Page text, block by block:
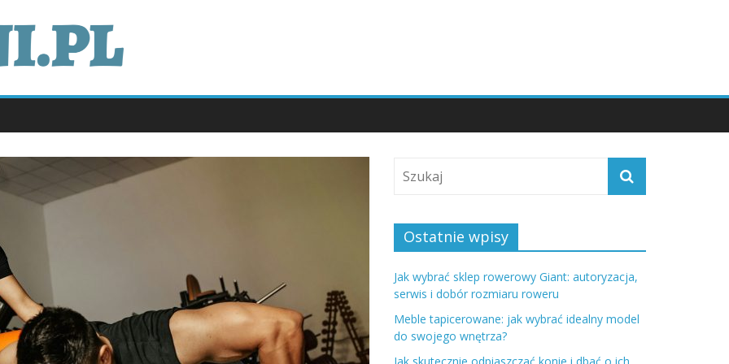
Ostatnie wpisy
Jak wybrać sklep rowerowy Giant: autoryzacja,
serwis i dobór rozmiaru roweru
Meble tapicerowane: jak wybrać idealny model
do swojego wnętrza?